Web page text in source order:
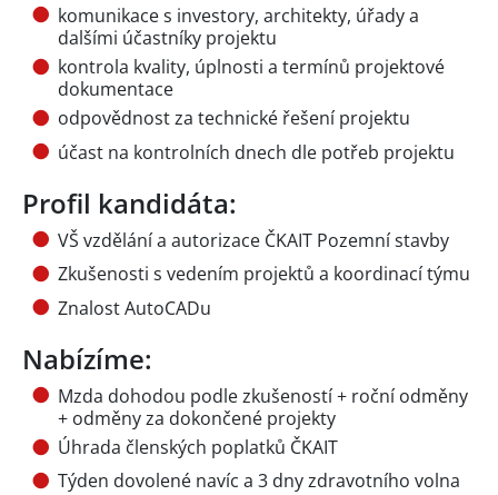
komunikace s investory, architekty, úřady a
dalšími účastníky projektu
kontrola kvality, úplnosti a termínů projektové
dokumentace
odpovědnost za technické řešení projektu
účast na kontrolních dnech dle potřeb projektu
Profil kandidáta:
VŠ vzdělání a autorizace ČKAIT Pozemní stavby
Zkušenosti s vedením projektů a koordinací týmu
Znalost AutoCADu
Nabízíme:
Mzda dohodou podle zkušeností + roční odměny
+ odměny za dokončené projekty
Úhrada členských poplatků ČKAIT
Týden dovolené navíc a 3 dny zdravotního volna